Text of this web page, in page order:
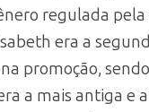
regulada pela
era a
promoção,
a mais antiga e